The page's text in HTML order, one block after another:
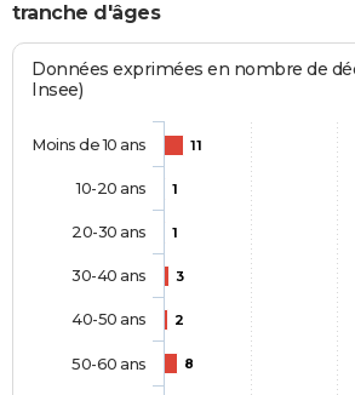
tranche d'âges
Données exprimées en nombre de
Insee)
11
1
1
3
2
8
Moins de 10 ans
10-20 ans
20-30 ans
30-40 ans
40-50 ans
50-60 ans